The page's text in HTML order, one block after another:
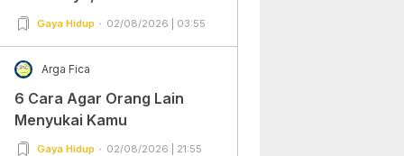
Gaya Hidup 02/08/2026 | 03:55
Arga Fica
6 Cara Agar Orang Lain
Menyukai Kamu
Gaya Hidup 02/08/2026 | 21:55